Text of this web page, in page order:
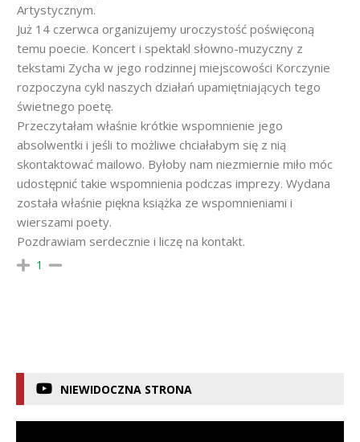
Artystycznym.
Już 14 czerwca organizujemy uroczystość poświęconą
temu poecie. Koncert i spektakl słowno-muzyczny z
tekstami Zycha w jego rodzinnej miejscowości Korczynie
rozpoczyna cykl naszych działań upamiętniających tego
świetnego poetę.
Przeczytałam właśnie krótkie wspomnienie jego
absolwentki i jeśli to możliwe chciałabym się z nią
skontaktować mailowo. Byłoby nam niezmiernie miło móc
udostępnić takie wspomnienia podczas imprezy. Wydana
została właśnie piękna książka ze wspomnieniami i
wierszami poety.
Pozdrawiam serdecznie i liczę na kontakt.
1
NIEWIDOCZNA STRONA